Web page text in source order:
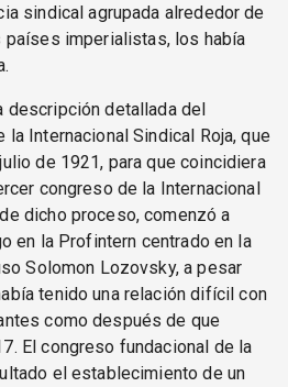
sindical agrupada alrededor de
países imperialistas, los había
descripción detallada del
Internacional Sindical Roja, que
de 1921, para que coincidiera
congreso de la Internacional
dicho proceso, comenzó a
en la Profintern centrado en la
Solomon Lozovsky, a pesar
tenido una relación difícil con
como después de que
El congreso fundacional de la
el establecimiento de un